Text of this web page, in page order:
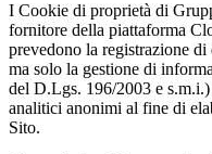
I Cookie di proprietà di
fornitore della piattaforma
prevedono la registrazione
ma solo la gestione di
del D.Lgs. 196/2003 e
analitici anonimi al fine di
Sito.